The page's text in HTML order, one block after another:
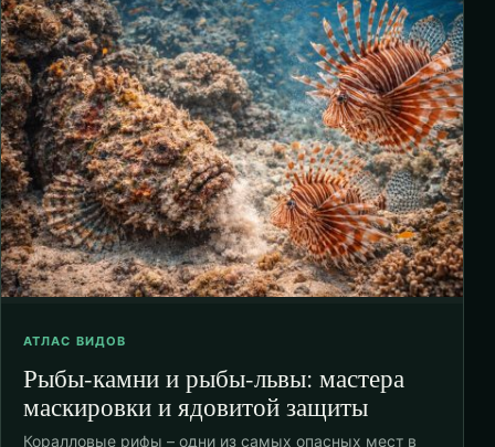
АТЛАС ВИДОВ
Рыбы-камни и рыбы-львы: мастера
маскировки и ядовитой защиты
Коралловые рифы – одни из самых опасных мест в